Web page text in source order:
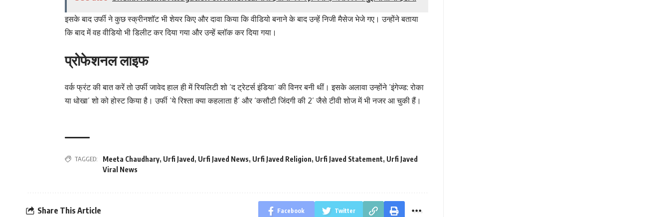
इसके बाद उर्फी ने कुछ स्क्रीनशॉट भी शेयर किए और दावा किया कि वीडियो बनाने के बाद उन्हें निजी मैसेज भेजे गए। उन्होंने बताया
कि बाद में वह वीडियो भी डिलीट कर दिया गया और उन्हें ब्लॉक कर दिया गया।
प्रोफेशनल लाइफ
वर्क फ्रंट की बात करें तो उर्फी जावेद हाल ही में रियलिटी शो ‘द ट्रेटर्स इंडिया’ की विनर बनी थीं। इसके अलावा उन्होंने ‘इंगेज्ड: रोका
या धोखा’ शो को होस्ट किया है। उर्फी ‘ये रिश्ता क्या कहलाता है’ और ‘कसौटी जिंदगी की 2’ जैसे टीवी शोज में भी नजर आ चुकी हैं।
TAGGED: Meeta Chaudhary, Urfi Javed , Urfi Javed News, Urfi Javed Religion, Urfi Javed Statement, Urfi Javed
Viral News
Share This Article Facebook Twitter